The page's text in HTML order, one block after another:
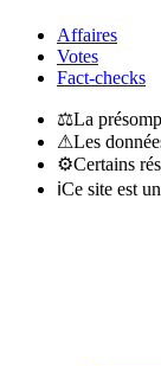
Affaires
Votes
Fact-checks
⚖La
⚠Les
⚙Certains
ℹCe site est